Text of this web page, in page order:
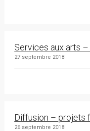
Services aux arts
27 septembre 2018
Diffusion – projets
26 septembre 2018